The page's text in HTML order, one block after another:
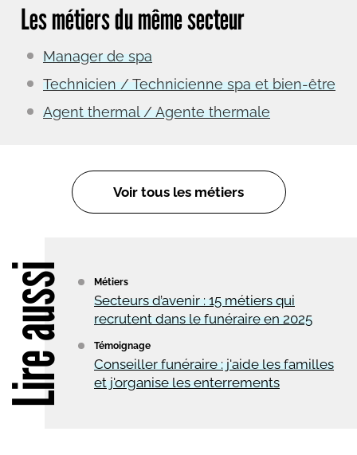
Les métiers du même secteur
Manager de spa
Technicien / Technicienne spa et bien-être
Agent thermal / Agente thermale
Voir tous les métiers
Métiers
Secteurs d’avenir : 15 métiers qui
recrutent dans le funéraire en 2025
Témoignage
Conseiller funéraire : j'aide les familles
et j'organise les enterrements